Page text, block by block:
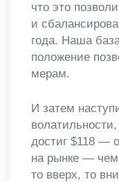
что это
и
года. Наша
положение
мерам.
И затем
достиг $118 —
на рынке — чем
то вверх, то